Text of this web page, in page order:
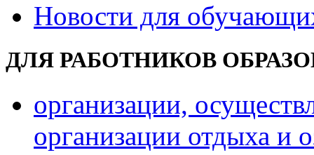
Новости для
ДЛЯ РАБОТНИКОВ
организации,
организации отдыха и